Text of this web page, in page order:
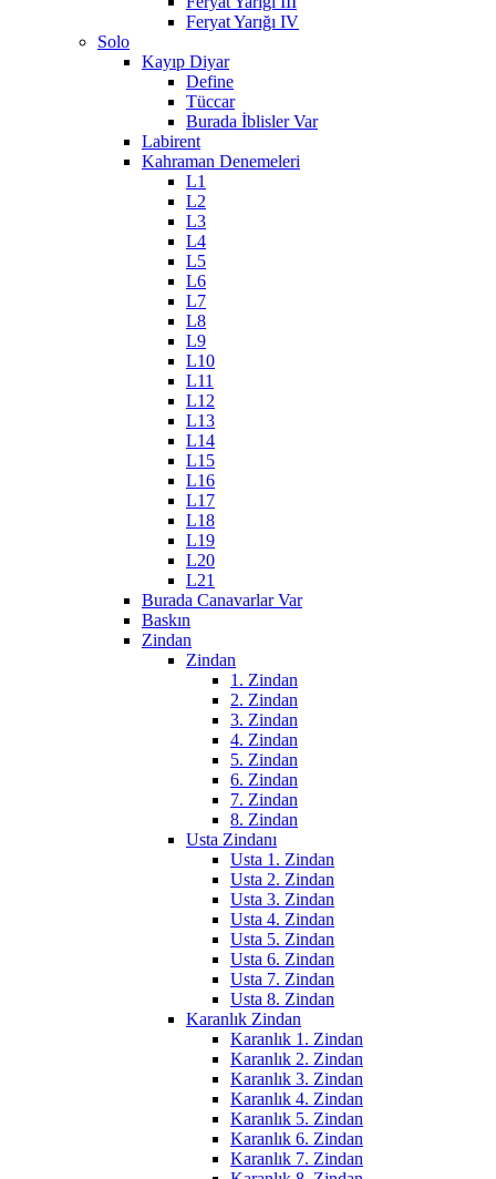
Feryat Yarığı IV
Solo
Kayıp Diyar
Define
Tüccar
Burada İblisler Var
Labirent
Kahraman Denemeleri
L1
L2
L3
L4
L5
L6
L7
L8
L9
L10
L11
L12
L13
L14
L15
L16
L17
L18
L19
L20
L21
Burada Canavarlar Var
Baskın
Zindan
Zindan
1. Zindan
2. Zindan
3. Zindan
4. Zindan
5. Zindan
6. Zindan
7. Zindan
8. Zindan
Usta Zindanı
Usta 1. Zindan
Usta 2. Zindan
Usta 3. Zindan
Usta 4. Zindan
Usta 5. Zindan
Usta 6. Zindan
Usta 7. Zindan
Usta 8. Zindan
Karanlık Zindan
Karanlık 1. Zindan
Karanlık 2. Zindan
Karanlık 3. Zindan
Karanlık 4. Zindan
Karanlık 5. Zindan
Karanlık 6. Zindan
Karanlık 7. Zindan